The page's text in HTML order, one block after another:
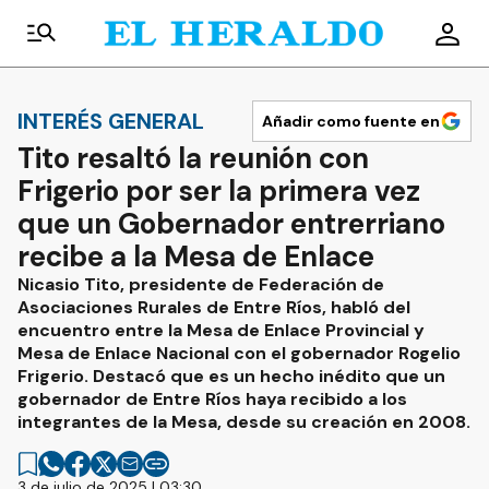
INTERÉS GENERAL Añadir como fuente en
Tito resaltó la reunión con
Frigerio por ser la primera vez
que un Gobernador entrerriano
recibe a la Mesa de Enlace
Nicasio Tito, presidente de Federación de
Asociaciones Rurales de Entre Ríos, habló del
encuentro entre la Mesa de Enlace Provincial y
Mesa de Enlace Nacional con el gobernador Rogelio
Frigerio. Destacó que es un hecho inédito que un
gobernador de Entre Ríos haya recibido a los
integrantes de la Mesa, desde su creación en 2008.